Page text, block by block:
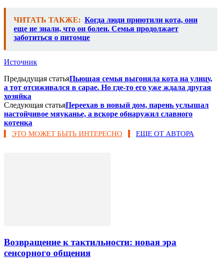
ЧИТАТЬ ТАКЖЕ: Когда люди приютили кота, они
еще не знали, что он болен. Семья продолжает
заботиться о питомце
Источник
Предыдущая статьяПьющая семья выгоняла кота на улицу,
а тот отсиживался в сарае. Но где-то его уже ждала другая
хозяйка
Следующая статьяПереехав в новый дом, парень услышал
настойчивое мяуканье, а вскоре обнаружил славного
котенка
ЭТО МОЖЕТ БЫТЬ ИНТЕРЕСНО ЕЩЕ ОТ АВТОРА
Возвращение к тактильности: новая эра
сенсорного общения